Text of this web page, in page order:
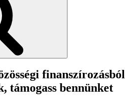
finanszírozásból
támogass bennünket